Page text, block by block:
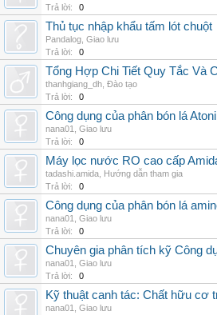
Trả lời:
0
Thủ tục nhập khẩu tấm lót chuột
Pandalog Giao lưu
Trả lời:
0
Tổng Hợp Chi Tiết Quy Tắc Và
thanhgiang_dh Đào tạo
Trả lời:
0
Công dụng của phân bón lá
nana01
Giao lưu
Trả lời:
0
Máy lọc nước RO cao cấp
tadashi.amida Hướng dẫn tham gia
Trả lời:
0
Công dụng của phân bón lá
nana01
Giao lưu
Trả lời:
0
Chuyên gia phân tích kỹ Công
nana01
Giao lưu
Trả lời:
0
Kỹ thuật canh tác: Chất hữu cơ
nana01
Giao lưu